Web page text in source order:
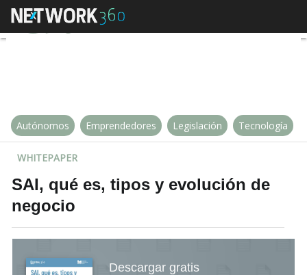
SAI, qué es, tipos y evolución de
Autónomos Emprendedores Legislación Tecnología
WHITEPAPER
SAI, qué es, tipos y evolución de
negocio
Descargar gratis